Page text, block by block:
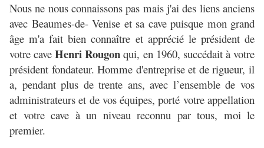
Nous ne nous connaissons pas mais j'ai des liens anciens
avec Beaumes-de- Venise et sa cave puisque mon grand
âge m'a fait bien connaître et apprécié le président de
votre caveHenri Rougon qui, en 1960, succédait à votre
président fondateur. Homme d'entreprise et de rigueur, il
a, pendant plus de trente ans, avec l’ensemble de vos
administrateurs et de vos équipes, porté votre appellation
et votre cave à un niveau reconnu par tous, moi le
premier.